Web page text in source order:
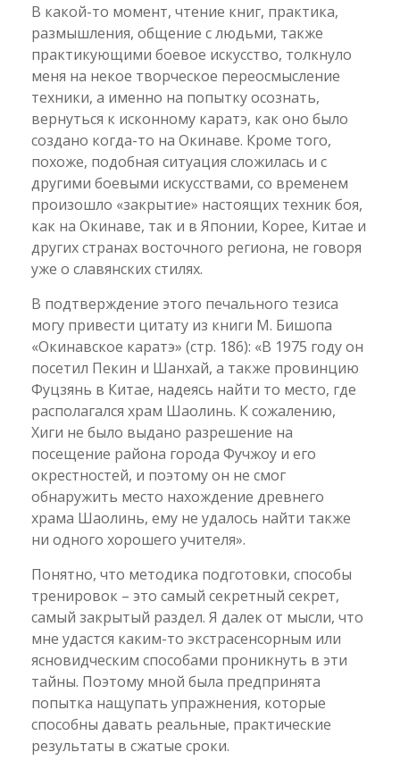
В какой-то момент, чтение книг, практика,
размышления, общение с людьми, также
практикующими боевое искусство, толкнуло
меня на некое творческое переосмысление
техники, а именно на попытку осознать,
вернуться к исконному каратэ, как оно было
создано когда-то на Окинаве. Кроме того,
похоже, подобная ситуация сложилась и с
другими боевыми искусствами, со временем
произошло «закрытие» настоящих техник боя,
как на Окинаве, так и в Японии, Корее, Китае и
других странах восточного региона, не говоря
уже о славянских стилях.
В подтверждение этого печального тезиса
могу привести цитату из книги М. Бишопа
«Окинавское каратэ» (стр. 186): «В 1975 году он
посетил Пекин и Шанхай, а также провинцию
Фуцзянь в Китае, надеясь найти то место, где
располагался храм Шаолинь. К сожалению,
Хиги не было выдано разрешение на
посещение района города Фучжоу и его
окрестностей, и поэтому он не смог
обнаружить место нахождение древнего
храма Шаолинь, ему не удалось найти также
ни одного хорошего учителя».
Понятно, что методика подготовки, способы
тренировок – это самый секретный секрет,
самый закрытый раздел. Я далек от мысли, что
мне удастся каким-то экстрасенсорным или
ясновидческим способами проникнуть в эти
тайны. Поэтому мной была предпринята
попытка нащупать упражнения, которые
способны давать реальные, практические
результаты в сжатые сроки.